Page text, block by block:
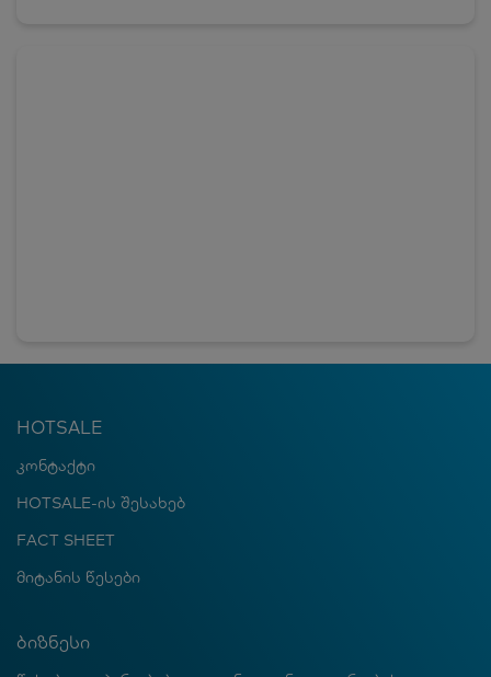
HOTSALE
კონტაქტი
HOTSALE-ის შესახებ
FACT SHEET
მიტანის წესები
ბიზნესი